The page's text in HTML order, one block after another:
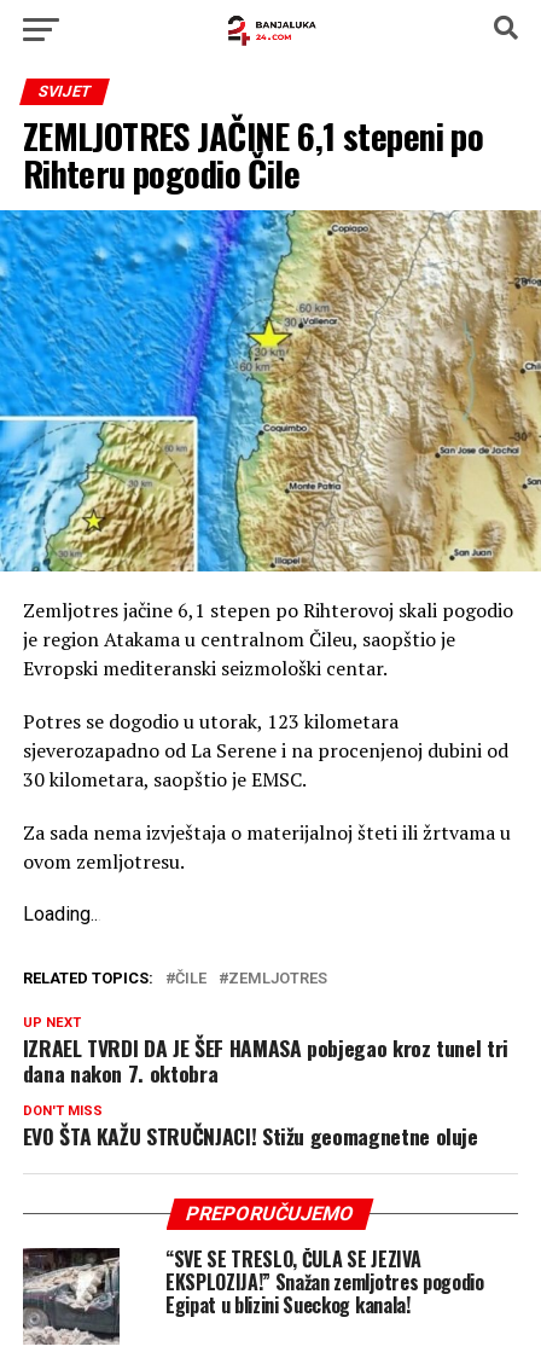
SVIJET
ZEMLJOTRES JAČINE 6,1 stepeni po
Rihteru pogodio Čile
Zemljotres jačine 6,1 stepen po Rihterovoj skali pogodio
je region Atakama u centralnom Čileu, saopštio je
Evropski mediteranski seizmološki centar.
Potres se dogodio u utorak, 123 kilometara
sjeverozapadno od La Serene i na procenjenoj dubini od
30 kilometara, saopštio je EMSC.
Za sada nema izvještaja o materijalnoj šteti ili žrtvama u
ovom zemljotresu.
Loading...
RELATED TOPICS: ČILE ZEMLJOTRES
UP NEXT
IZRAEL TVRDI DA JE ŠEF HAMASA pobjegao kroz tunel tri
dana nakon 7. oktobra
DON'T MISS
EVO ŠTA KAŽU STRUČNJACI! Stižu geomagnetne oluje
PREPORUČUJEMO
“SVE SE TRESLO, ČULA SE JEZIVA
EKSPLOZIJA!” Snažan zemljotres pogodio
Egipat u blizini Sueckog kanala!